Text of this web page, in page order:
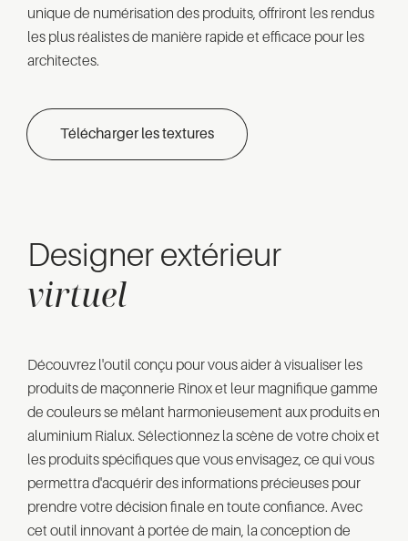
unique de numérisation des produits, offriront les rendus
les plus réalistes de manière rapide et efficace pour les
architectes.
Télécharger les textures
Designer extérieur
virtuel
Découvrez l'outil conçu pour vous aider à visualiser les
produits de maçonnerie Rinox et leur magnifique gamme
de couleurs se mêlant harmonieusement aux produits en
aluminium Rialux. Sélectionnez la scène de votre choix et
les produits spécifiques que vous envisagez, ce qui vous
permettra d'acquérir des informations précieuses pour
prendre votre décision finale en toute confiance. Avec
cet outil innovant à portée de main, la conception de